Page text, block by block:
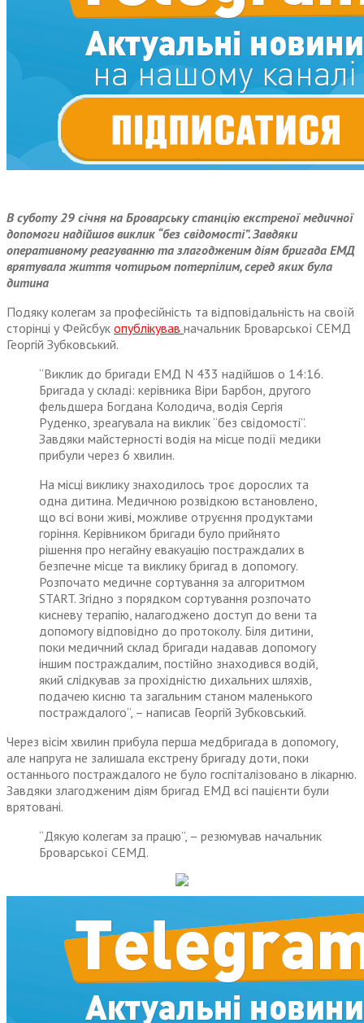
В суботу 29 січня на Броварську станцію екстреної медичної
допомоги надійшов виклик “без свідомості”. Завдяки
оперативному реагуванню та злагодженим діям бригада ЕМД
врятувала життя чотирьом потерпілим, серед яких була
дитина
Подяку колегам за професійність та відповідальність на своїй
сторінці у Фейсбук опублікував начальник Броварської СЕМД
Георгій Зубковський.
“Виклик до бригади ЕМД N 433 надійшов о 14:16.
Бригада у складі: керівника Віри Барбон, другого
фельдшера Богдана Колодича, водія Сергія
Руденко, зреагувала на виклик “без свідомості”.
Завдяки майстерності водія на місце події медики
прибули через 6 хвилин.
На місці виклику знаходилось троє дорослих та
одна дитина. Медичною розвідкою встановлено,
що всі вони живі, можливе отруєння продуктами
горіння. Керівником бригади було прийнято
рішення про негайну евакуацію постраждалих в
безпечне місце та виклику бригад в допомогу.
Розпочато медичне сортування за алгоритмом
START. Згідно з порядком сортування розпочато
кисневу терапію, налагоджено доступ до вени та
допомогу відповідно до протоколу. Біля дитини,
поки медичний склад бригади надавав допомогу
іншим постраждалим, постійно знаходився водій,
який слідкував за прохідністю дихальних шляхів,
подачею кисню та загальним станом маленького
постраждалого”, – написав Георгій Зубковський.
Через вісім хвилин прибула перша медбригада в допомогу,
але напруга не залишала екстрену бригаду доти, поки
останнього постраждалого не було госпіталізовано в лікарню.
Завдяки злагодженим діям бригад ЕМД всі пацієнти були
врятовані.
“Дякую колегам за працю”, – резюмував начальник
Броварської СЕМД.